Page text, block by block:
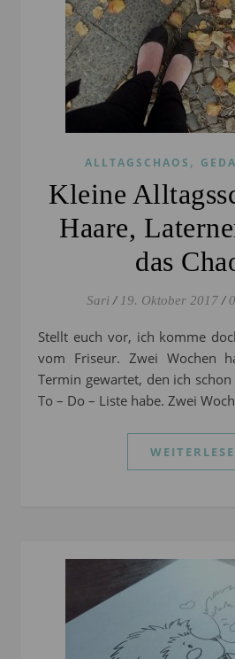
ALLTAGSCHAOS ,
Kleine
Haare,
das
Sari / 19. Oktober 2017 /
Stellt euch vor, ich komme doch tatsächlich gerade
vom Friseur. Zwei Wochen
Termin gewartet, den ich
To – Do – Liste habe. Zwei